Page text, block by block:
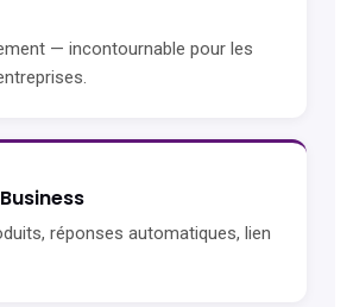
— incontournable pour les
réponses automatiques, lien